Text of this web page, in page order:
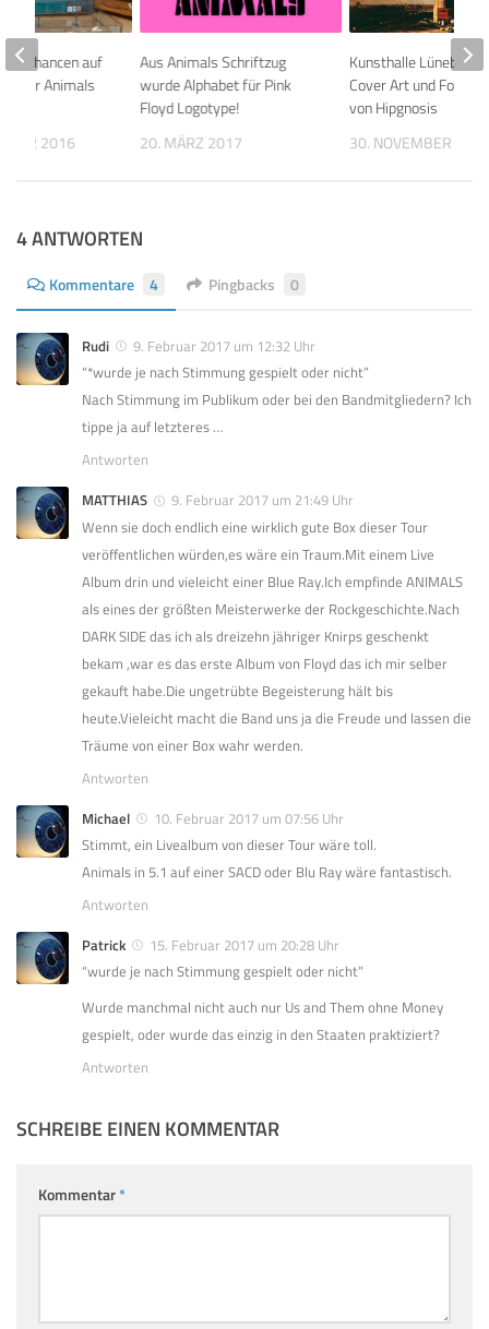
Aus Animals Schriftzug
wurde Alphabet für Pink
Floyd Logotype!
20. MÄRZ 2017
Kunsthalle Lüneburg
Cover Art und
von Hipgnosis
30. NOVEMBER
Chancen auf
der Animals
2016
4 ANTWORTEN
Kommentare 4 Pingbacks 0
Rudi
9. Februar 2017 um 12:32 Uhr
“*wurde je nach Stimmung gespielt oder nicht”
Nach Stimmung im Publikum oder bei den Bandmitgliedern? Ich
tippe ja auf letzteres …
Antworten
MATTHIAS
9. Februar 2017 um 21:49 Uhr
Wenn sie doch endlich eine wirklich gute Box dieser Tour
veröffentlichen würden,es wäre ein Traum.Mit einem Live
Album drin und vieleicht einer Blue Ray.Ich empfinde ANIMALS
als eines der größten Meisterwerke der Rockgeschichte.Nach
DARK SIDE das ich als dreizehn jähriger Knirps geschenkt
bekam ,war es das erste Album von Floyd das ich mir selber
gekauft habe.Die ungetrübte Begeisterung hält bis
heute.Vieleicht macht die Band uns ja die Freude und lassen die
Träume von einer Box wahr werden.
Antworten
Michael
10. Februar 2017 um 07:56 Uhr
Stimmt, ein Livealbum von dieser Tour wäre toll.
Animals in 5.1 auf einer SACD oder Blu Ray wäre fantastisch.
Antworten
Patrick
15. Februar 2017 um 20:28 Uhr
“wurde je nach Stimmung gespielt oder nicht”
Wurde manchmal nicht auch nur Us and Them ohne Money
gespielt, oder wurde das einzig in den Staaten praktiziert?
Antworten
SCHREIBE EINEN KOMMENTAR
Kommentar*